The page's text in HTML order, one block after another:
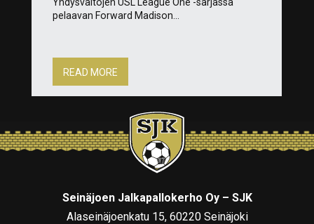
pelaavan Forward Madison...
READ MORE
Seinäjoen Jalkapallokerho Oy – SJK
Alaseinäjoenkatu 15, 60220 Seinäjoki